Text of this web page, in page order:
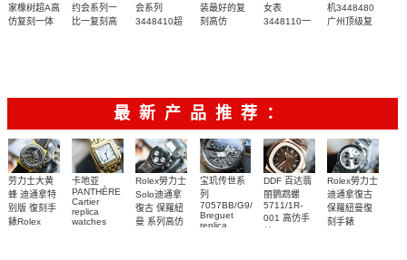
家橡树超A高
仿复刻一体
约会系列一
比一复刻高
会系列
3448410超
装最好的复
刻高仿
女表
3448110一
机3448480
广州顶级复
最新产品推荐：
劳力士大黄
蜂 迪通拿特
别版 復刻手
錶Rolex
卡地亚
PANTHÈRE
Cartier
replica
watches
Rolex勞力士
Solo迪通拿
復古 保羅紐
曼 系列高仿
宝玑传世系
列
7057BB/G9/9W6
Breguet
replica
DDF 百达翡
丽鹦鹉螺
5711/1R-
001 高仿手
Rolex勞力士
迪通拿復古
保羅紐曼復
刻手錶